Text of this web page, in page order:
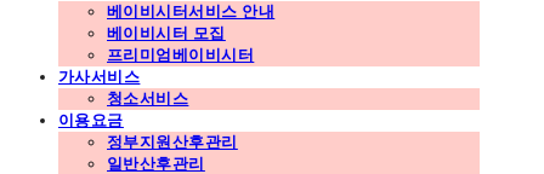
베이비시터서비스 안내
베이비시터 모집
프리미엄베이비시터
가사서비스
청소서비스
이용요금
정부지원산후관리
일반산후관리